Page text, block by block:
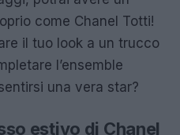
come Chanel Totti!
il tuo look a un trucco
l’ensemble
una vera star?
estivo di Chanel